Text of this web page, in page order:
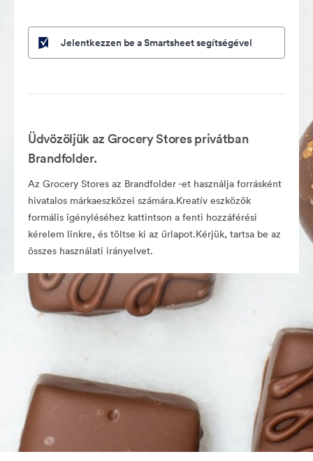
Jelentkezzen be a Smartsheet segítségével
Üdvözöljük az Grocery Stores privátban
Brandfolder.
Az Grocery Stores az Brandfolder -et használja forrásként
hivatalos márkaeszközei számára.Kreatív eszközök
formális igényléséhez kattintson a fenti hozzáférési
kérelem linkre, és töltse ki az űrlapot.Kérjük, tartsa be az
összes használati irányelvet.